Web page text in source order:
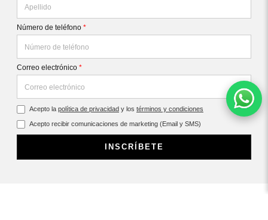
Número de teléfono *
Correo electrónico *
Acepto la política de privacidad y los términos y condiciones
Acepto recibir comunicaciones de marketing (Email y SMS)
INSCRÍBETE